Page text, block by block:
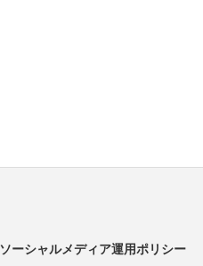
ソーシャルメディア運用ポリシー